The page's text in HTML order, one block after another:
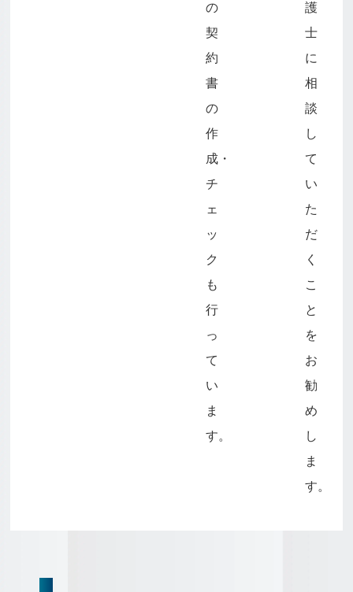
の
契
約
書
の
作
成・
チ
ェ
ッ
ク
も
行
っ
て
い
ま
す。
護
士
に
相
談
し
て
い
た
だ
く
こ
と
を
お
勧
め
し
ま
す。